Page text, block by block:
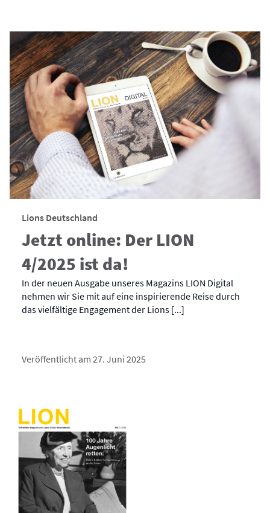
Lions Deutschland
Jetzt online: Der LION
4/2025 ist da!
In der neuen Ausgabe unseres Magazins LION Digital
nehmen wir Sie mit auf eine inspirierende Reise durch
das vielfältige Engagement der Lions [...]
Veröffentlicht am 27. Juni 2025